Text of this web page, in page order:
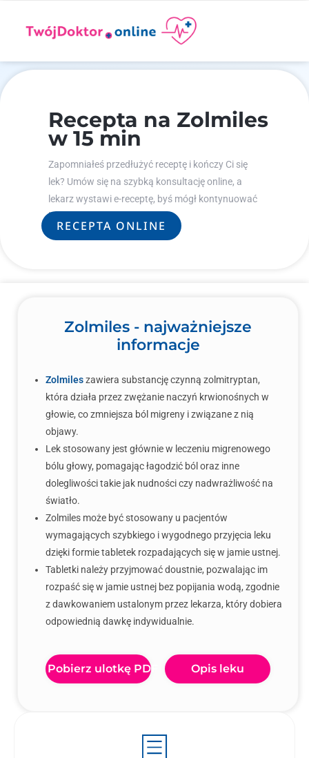
Recepta na Zolmiles
w 15 min
Zapomniałeś przedłużyć receptę i kończy Ci się
lek? Umów się na szybką konsultację online, a
lekarz wystawi e-receptę, byś mógł kontynuować
leczenie.
RECEPTA ONLINE
Zolmiles - najważniejsze
informacje
Zolmileszawiera substancję czynną zolmitryptan,
która działa przez zwężanie naczyń krwionośnych w
głowie, co zmniejsza ból migreny i związane z nią
objawy.
Lek stosowany jest głównie w leczeniu migrenowego
bólu głowy, pomagając łagodzić ból oraz inne
dolegliwości takie jak nudności czy nadwrażliwość na
światło.
Zolmiles może być stosowany u pacjentów
wymagających szybkiego i wygodnego przyjęcia leku
dzięki formie tabletek rozpadających się w jamie ustnej.
Tabletki należy przyjmować doustnie, pozwalając im
rozpaść się w jamie ustnej bez popijania wodą, zgodnie
z dawkowaniem ustalonym przez lekarza, który dobiera
odpowiednią dawkę indywidualnie.
Pobierz ulotkę PDF Opis leku